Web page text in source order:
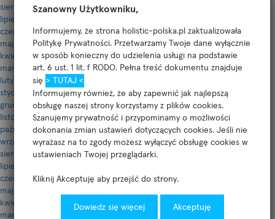
Szanowny Użytkowniku,
Informujemy, że strona holistic-polska.pl zaktualizowała
Politykę Prywatności. Przetwarzamy Twoje dane wyłącznie
w sposób konieczny do udzielenia usługi na podstawie
art. 6 ust. 1 lit. f RODO. Pełna treść dokumentu znajduje
się > TUTAJ <
Informujemy również, że aby zapewnić jak najlepszą
obsługę naszej strony korzystamy z plików cookies.
Szanujemy prywatność i przypominamy o możliwości
dokonania zmian ustawień dotyczących cookies. Jeśli nie
wyrażasz na to zgody możesz wyłączyć obsługę cookies w
ustawieniach Twojej przeglądarki.
Kliknij Akceptuję aby przejść do strony.
Dowiedz się więcej Akceptuję
sierpień 2025
lipiec 2025
czerwiec 2025
maj 2025
kwiecień 2025
marzec 2025
luty 2025
styczeń 2025
grudzień 2024
listopad 2024
październik 2024
wrzesień 2024
sierpień 2024
lipiec 2024
czerwiec 2024
maj 2024
kwiecień 2024
marzec 2024